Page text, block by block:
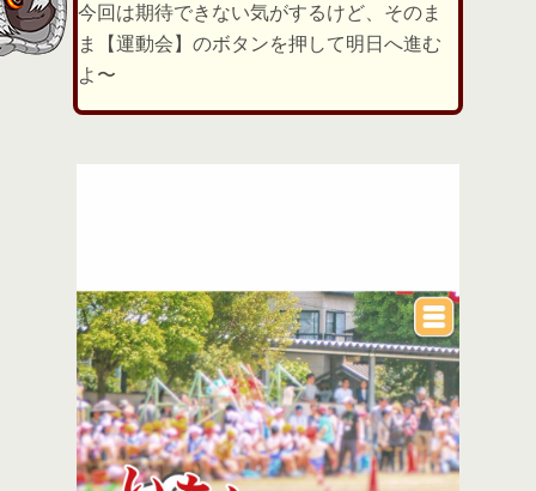
今回は期待できない気がするけど、そのま
ま【運動会】のボタンを押して明日へ進む
よ〜